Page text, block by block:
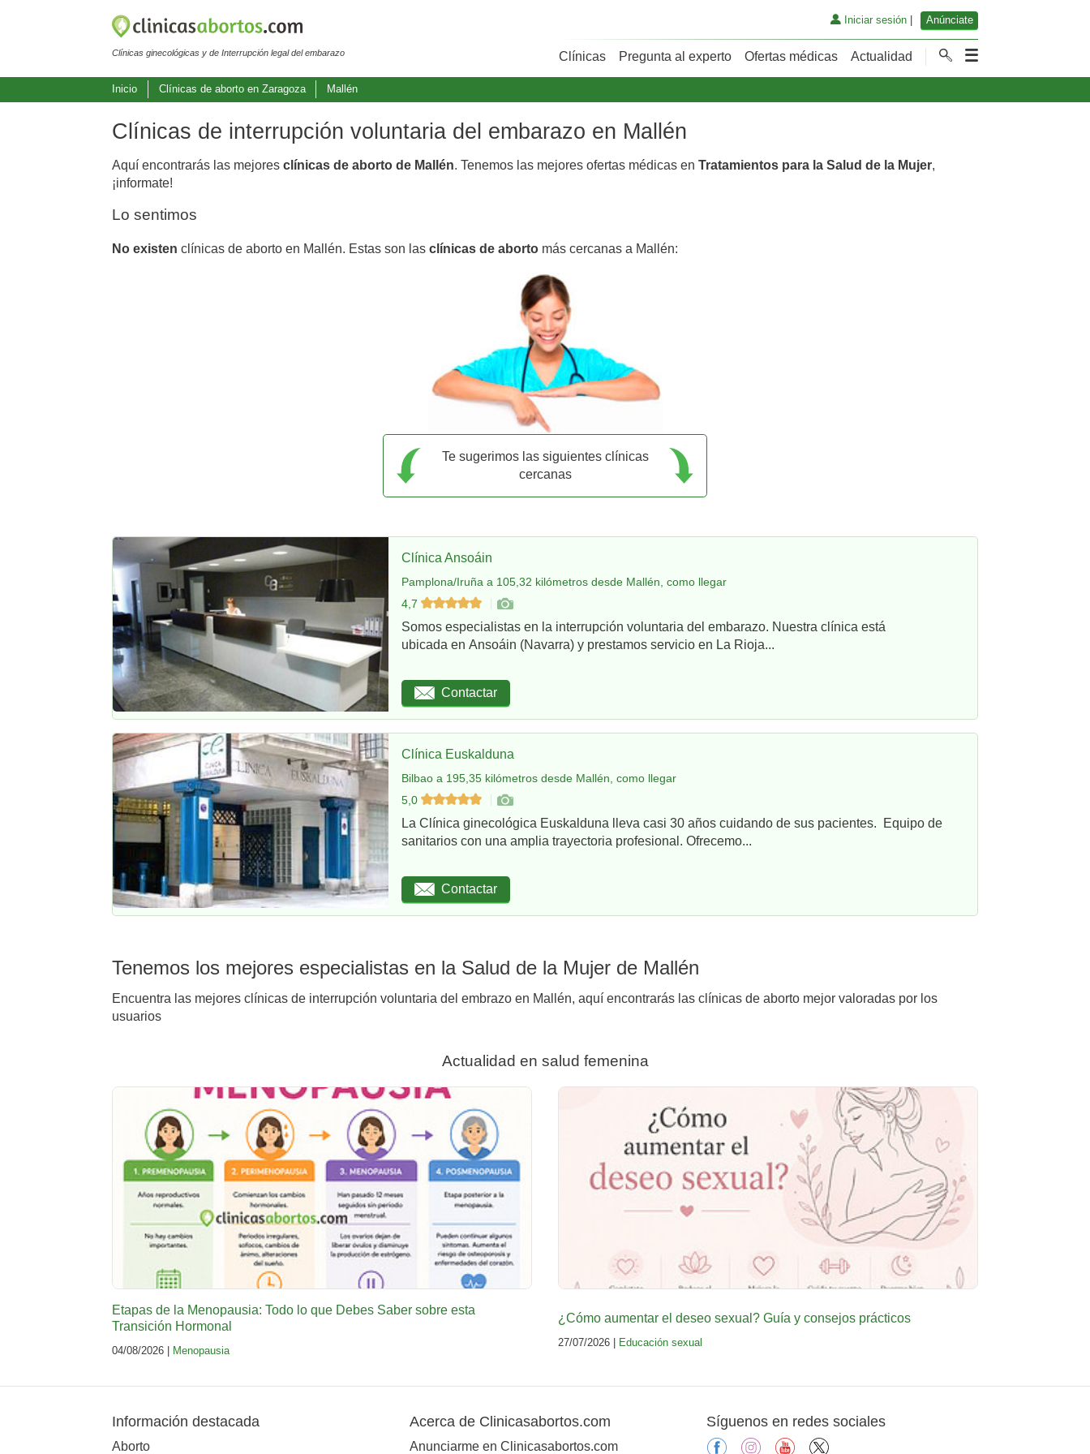
Clínicas ginecológicas y de Interrupción legal del embarazo
Iniciar sesión| Anúnciate
Clínicas Pregunta al experto Ofertas médicas Actualidad
Inicio Clínicas de aborto en Zaragoza Mallén
Clínicas de interrupción voluntaria del embarazo en Mallén
Aquí encontrarás las mejores clínicas de aborto de Mallén. Tenemos las mejores ofertas médicas en Tratamientos para la Salud de la Mujer,
¡informate!
Lo sentimos
No existen clínicas de aborto en Mallén. Estas son las clínicas de aborto más cercanas a Mallén:
Te sugerimos las siguientes clínicas
cercanas
Clínica Ansoáin
Pamplona/Iruña a 105,32 kilómetros desde Mallén, como llegar
4,7
Somos especialistas en la interrupción voluntaria del embarazo. Nuestra clínica está
ubicada en Ansoáin (Navarra) y prestamos servicio en La Rioja...
Contactar
Clínica Euskalduna
Bilbao a 195,35 kilómetros desde Mallén, como llegar
5,0
La Clínica ginecológica Euskalduna lleva casi 30 años cuidando de sus pacientes. Equipo de
sanitarios con una amplia trayectoria profesional. Ofrecemo...
Contactar
Tenemos los mejores especialistas en la Salud de la Mujer de Mallén
Encuentra las mejores clínicas de interrupción voluntaria del embrazo en Mallén, aquí encontrarás las clínicas de aborto mejor valoradas por los
usuarios
Actualidad en salud femenina
Etapas de la Menopausia: Todo lo que Debes Saber sobre esta
Transición Hormonal
04/08/2026 | Menopausia
¿Cómo aumentar el deseo sexual? Guía y consejos prácticos
27/07/2026 | Educación sexual
Información destacada
Aborto
Acerca de Clinicasabortos.com
Anunciarme en Clinicasabortos.com
Síguenos en redes sociales
facebookinstagramyoutube